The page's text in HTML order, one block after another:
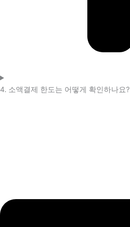
4. 소액결제 한도는 어떻게 확인하나요?